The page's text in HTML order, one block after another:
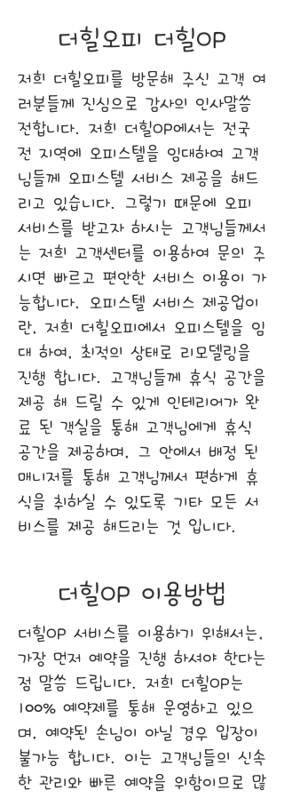
더힐오피 더힐OP
저희 더힐오피를 방문해 주신 고객 여
러분들께 진심으로 감사의 인사말씀
전합니다. 저희 더힐OP에서는 전국
전 지역에 오피스텔을 임대하여 고객
님들께 오피스텔 서비스 제공을 해드
리고 있습니다. 그렇기 때문에 오피
서비스를 받고자 하시는 고객님들께서
는 저희 고객센터를 이용하여 문의 주
시면 빠르고 편안한 서비스 이용이 가
능합니다. 오피스텔 서비스 제공업이
란, 저희 더힐오피에서 오피스텔을 임
대 하여, 최적의 상태로 리모델링을
진행 합니다. 고객님들께 휴식 공간을
제공 해 드릴 수 있게 인테리어가 완
료 된 객실을 통해 고객님에게 휴식
공간을 제공하며, 그 안에서 배정 된
매니저를 통해 고객님께서 편하게 휴
식을 취하실 수 있도록 기타 모든 서
비스를 제공 해드리는 것 입니다.
더힐OP 이용방법
더힐OP 서비스를 이용하기 위해서는,
가장 먼저 예약을 진행 하셔야 한다는
점 말씀 드립니다. 저희 더힐OP는
100% 예약제를 통해 운영하고 있으
며, 예약된 손님이 아닐 경우 입장이
불가능 합니다. 이는 고객님들의 신속
한 관리와 빠른 예약을 위함이므로 많